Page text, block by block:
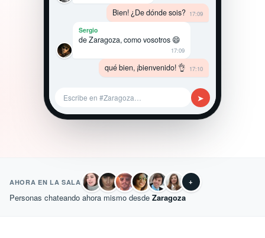
Bien! ¿De dónde sois? 17:09
Sergio
de Zaragoza, como vosotros 😄
17:09
qué bien, ¡bienvenido! 👌 17:10
Escribe en #Zaragoza… ➤
AHORA EN LA SALA +
Personas chateando ahora mismo desde Zaragoza